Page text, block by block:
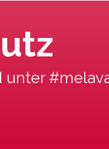
unter